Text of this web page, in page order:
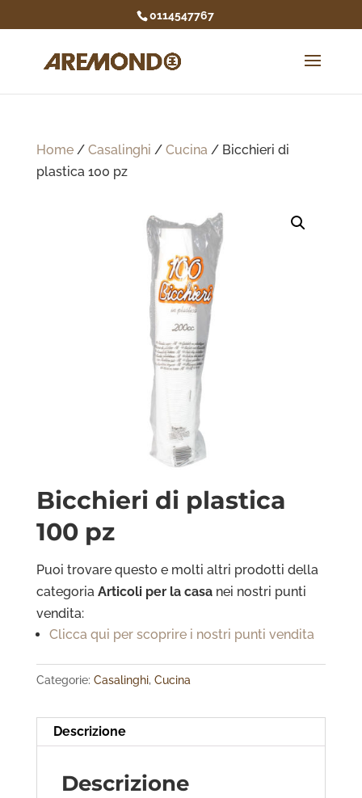
0114547767
Home/ Casalinghi / Cucina/ Bicchieri di
plastica 100 pz
Bicchieri di plastica
100 pz
Puoi trovare questo e molti altri prodotti della
categoriaArticoli per la casa nei nostri punti
vendita:
Clicca qui per scoprire i nostri punti vendita
Categorie: Casalinghi, Cucina
Descrizione
Descrizione